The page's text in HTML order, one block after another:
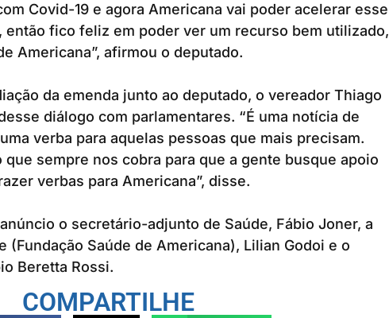
Covid-19 e agora Americana vai poder acelerar esse
então fico feliz em poder ver um recurso bem utilizado,
Americana”, afirmou o deputado.
da emenda junto ao deputado, o vereador Thiago
diálogo com parlamentares. “É uma notícia de
verba para aquelas pessoas que mais precisam.
sempre nos cobra para que a gente busque apoio
verbas para Americana”, disse.
o secretário-adjunto de Saúde, Fábio Joner, a
(Fundação Saúde de Americana), Lilian Godoi e o
Beretta Rossi.
COMPARTILHE